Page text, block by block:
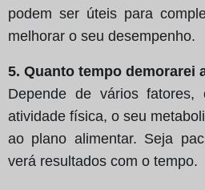
podem ser úteis para
melhorar o seu desempenho.
5. Quanto tempo demorarei
Depende de vários
atividade física, o seu
ao plano alimentar. Seja
verá resultados com o tempo.